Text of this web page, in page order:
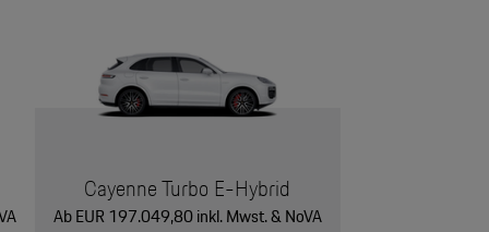
Cayenne Turbo E-Hybrid
Ab EUR 197.049,80 inkl. Mwst. & NoVA